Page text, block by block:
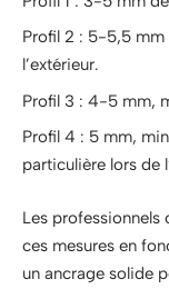
Profil 2 : 5-5,5
l’extérieur.
Profil 3 : 4-5 mm,
Profil 4 : 5 mm,
particulière lors de
Les professionnels
ces mesures en
un ancrage solide